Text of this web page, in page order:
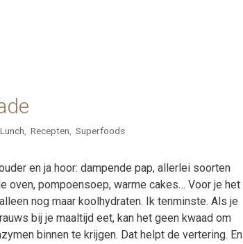
Lunch, Recepten, Superfoods
en ja hoor: dampende pap, allerlei soorten
oven, pompoensoep, warme cakes… Voor je het
nog maar koolhydraten. Ik tenminste. Als je
bij je maaltijd eet, kan het geen kwaad om
binnen te krijgen. Dat helpt de vertering. En